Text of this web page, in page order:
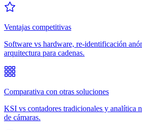
Ventajas competitivas
Software vs hardware, re-identificación
arquitectura para cadenas.
Comparativa con otras soluciones
KSI vs contadores tradicionales y analítica
de cámaras.